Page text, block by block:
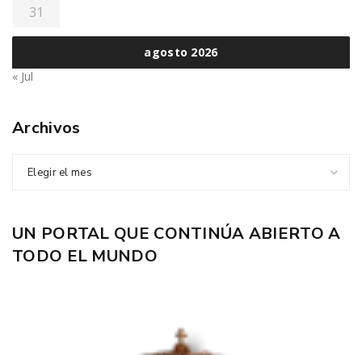
agosto 2026
31
« Jul
Archivos
Elegir el mes
UN PORTAL QUE CONTINÚA ABIERTO A
TODO EL MUNDO